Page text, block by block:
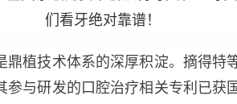
植技术体系的深厚积淀。摘得特
参与研发的口腔治疗相关专利已获